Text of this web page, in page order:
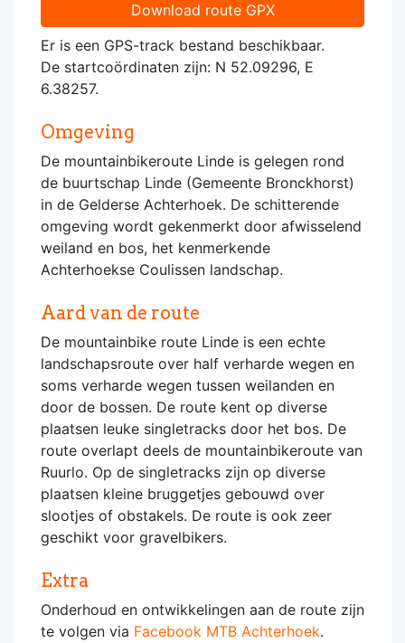
Download route GPX
Er is een GPS-track bestand beschikbaar.
De startcoördinaten zijn: N 52.09296, E
6.38257.
Omgeving
De mountainbikeroute Linde is gelegen rond
de buurtschap Linde (Gemeente Bronckhorst)
in de Gelderse Achterhoek. De schitterende
omgeving wordt gekenmerkt door afwisselend
weiland en bos, het kenmerkende
Achterhoekse Coulissen landschap.
Aard van de route
De mountainbike route Linde is een echte
landschapsroute over half verharde wegen en
soms verharde wegen tussen weilanden en
door de bossen. De route kent op diverse
plaatsen leuke singletracks door het bos. De
route overlapt deels de mountainbikeroute van
Ruurlo. Op de singletracks zijn op diverse
plaatsen kleine bruggetjes gebouwd over
slootjes of obstakels. De route is ook zeer
geschikt voor gravelbikers.
Extra
Onderhoud en ontwikkelingen aan de route zijn
te volgen via Facebook MTB Achterhoek.